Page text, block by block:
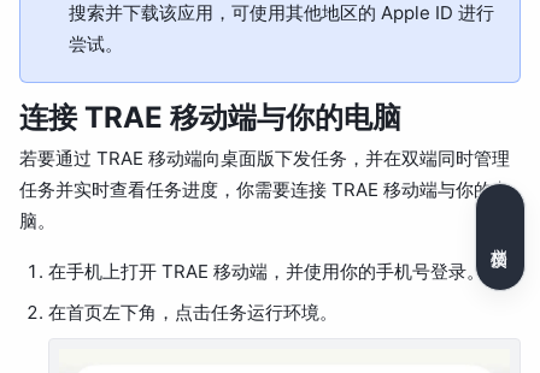
搜索并下载该应用，可使用其他地区的 Apple ID 进行
尝试。
连接 TRAE 移动端与你的电脑
若要通过 TRAE 移动端向桌面版下发任务，并在双端同时管理
任务并实时查看任务进度，你需要连接 TRAE 移动端与你的电
脑。
在手机上打开 TRAE 移动端，并使用你的手机号登录。
在首页左下角，点击任务运行环境。